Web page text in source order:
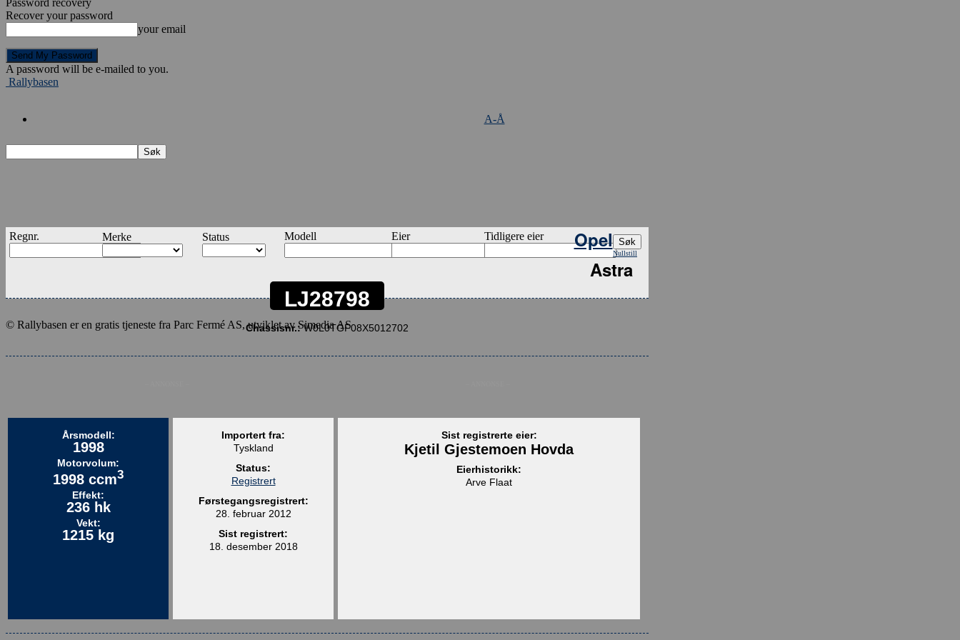
Password recovery
Recover your password
your email
A password will be e-mailed to you.
Rallybasen
A-Å
Regnr. Merke Status Modell Eier Tidligere eier
Nullstill
Opel
Astra
LJ28798
Chassisnr.:W0L0TGF08X5012702
Årsmodell:
1998
Motorvolum:
1998 ccm3
Effekt:
236 hk
Vekt:
1215 kg
Importert fra:
Tyskland
Status:
Registrert
Førstegangsregistrert:
28. februar 2012
Sist registrert:
18. desember 2018
Sist registrerte eier:
Kjetil Gjestemoen Hovda
Eierhistorikk:
Arve Flaat
© Rallybasen er en gratis tjeneste fra Parc Fermé AS, utviklet av Simedia AS